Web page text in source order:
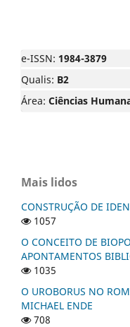
e-ISSN: 1984-3879
Qualis: B2
Área: Ciências
Mais lidos
CONSTRUÇÃO DE
1057
O CONCEITO DE
APONTAMENTOS
1035
O UROBORUS NO
MICHAEL ENDE
708